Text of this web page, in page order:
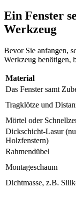
Ein Fenster
Werkzeug
Bevor Sie anfangen,
Werkzeug benötigen,
Material
Das Fenster samt
Tragklötze und
Mörtel oder
Dickschicht-Lasur
Holzfenstern)
Rahmendübel
Montageschaum
Dichtmasse, z.B.